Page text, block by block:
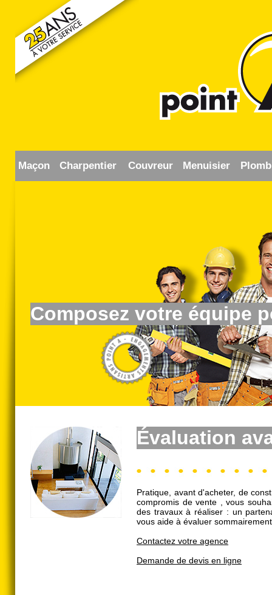
Maçon Charpentier Couvreur Menuisier
Composez votre équipe
Évaluation
Pratique, avant d'acheter, de
compromis de vente , vous
des travaux à réaliser : un
vous aide à évaluer
Contactez votre agence
Demande de devis en ligne